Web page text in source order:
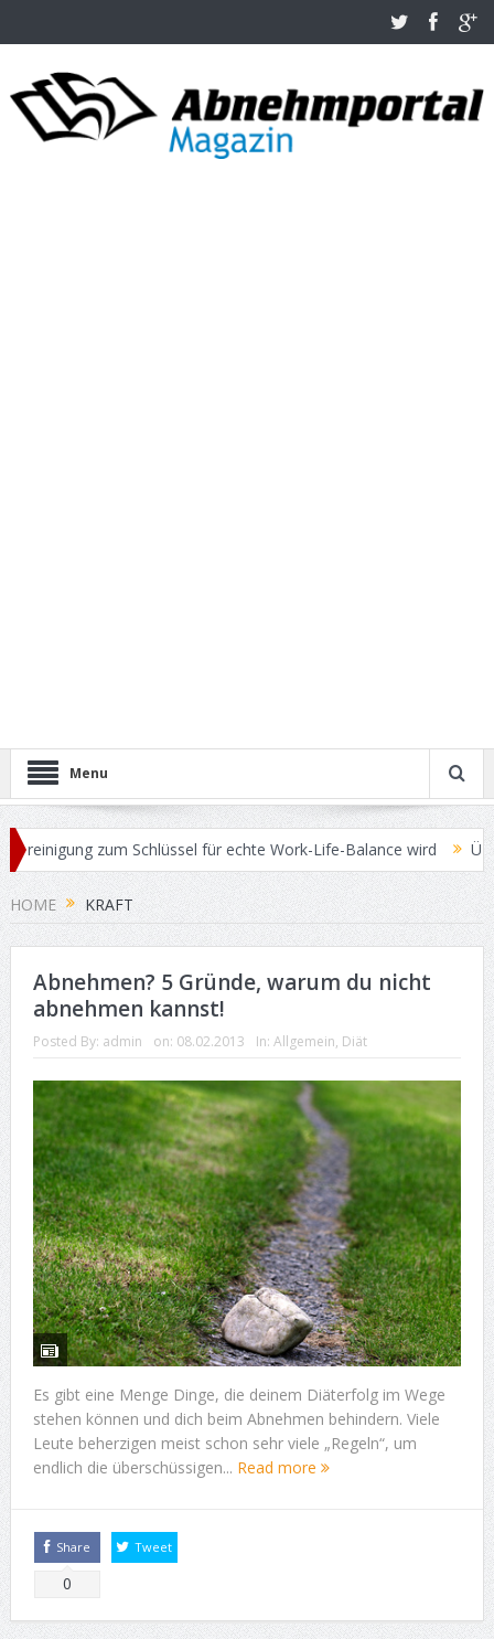
Menu
zum Schlüssel für echte Work-Life-Balance wird
für Ihren Gebrauchtwagen erzielen
HOME KRAFT
Abnehmen? 5 Gründe, warum du nicht
abnehmen kannst!
Posted By: admin on: 08.02.2013 In: Allgemein, Diät
Es gibt eine Menge Dinge, die deinem Diäterfolg im Wege
stehen können und dich beim Abnehmen behindern. Viele
Leute beherzigen meist schon sehr viele „Regeln“, um
endlich die überschüssigen... Read more
Share
0
Tweet